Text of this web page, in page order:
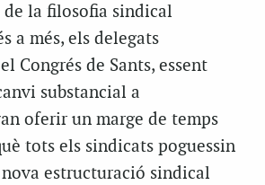
de la filosofia sindical
a més, els delegats
Congrés de Sants, essent
substancial a
oferir un marge de temps
tots els sindicats poguessin
estructuració sindical